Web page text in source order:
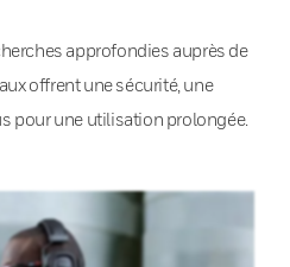
approfondies auprès de
offrent une sécurité, une
pour une utilisation prolongée.